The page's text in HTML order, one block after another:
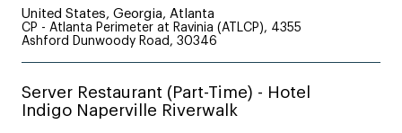
United States, Georgia, Atlanta
CP - Atlanta Perimeter at Ravinia (ATLCP), 4355
Ashford Dunwoody Road, 30346
Server Restaurant (Part-Time) - Hotel
Indigo Naperville Riverwalk